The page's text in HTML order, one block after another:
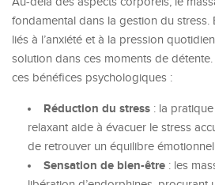
fondamental dans la gestion du stress.
liés à l’anxiété et à la pression
solution dans ces moments de
ces bénéfices psychologiques :
Réduction du stress : la
relaxant aide à évacuer le stress
de retrouver un équilibre
Sensation de bien-être : les